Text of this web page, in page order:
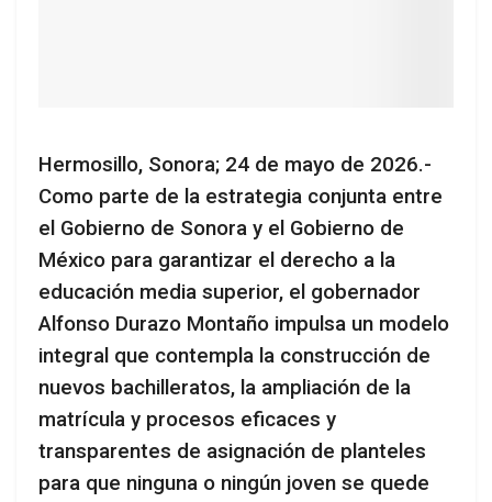
Hermosillo, Sonora; 24 de mayo de 2026.-
Como parte de la estrategia conjunta entre
el Gobierno de Sonora y el Gobierno de
México para garantizar el derecho a la
educación media superior, el gobernador
Alfonso Durazo Montaño impulsa un modelo
integral que contempla la construcción de
nuevos bachilleratos, la ampliación de la
matrícula y procesos eficaces y
transparentes de asignación de planteles
para que ninguna o ningún joven se quede